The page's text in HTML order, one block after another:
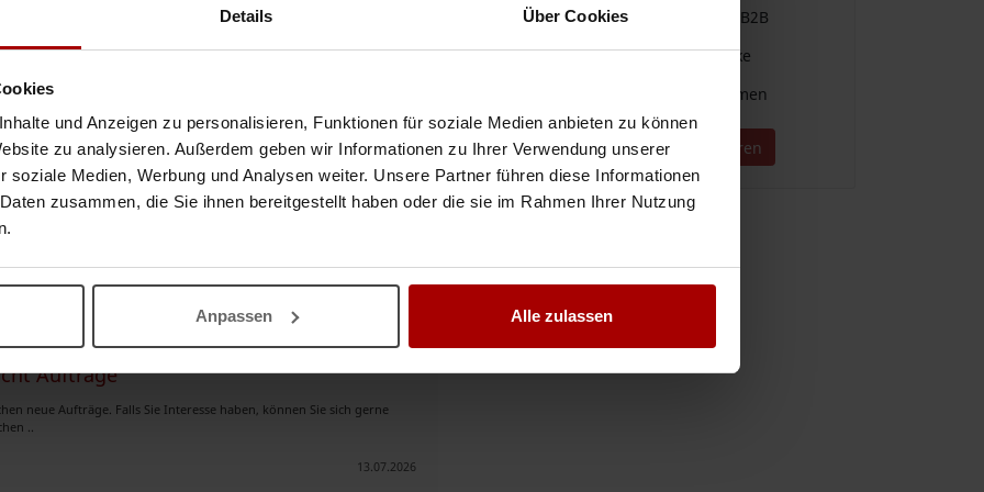
Details Über Cookies
und Anzeigen zu personalisieren, Funktionen für soziale Medien anbieten zu können
zu analysieren. Außerdem geben wir Informationen zu Ihrer Verwendung unserer
soziale Medien, Werbung und Analysen weiter. Unsere Partner führen diese Informationen
zusammen, die Sie ihnen bereitgestellt haben oder die sie im Rahmen Ihrer Nutzung
Anpassen Alle zulassen
neue Aufträge. Falls Sie Interesse haben, können Sie sich gerne
..
Aufträge
neue Aufträge. Falls Sie Interesse haben, können Sie sich gerne
..
Aufträge
neue Aufträge. Falls Sie Interesse haben, können Sie sich gerne
..
13.07.2026
Einfache Vergabe & Suche im B2B
Für alle Branchen und Gewerke
Direkter Kontakt zu Unternehmen
Jetzt kostenlos registrieren